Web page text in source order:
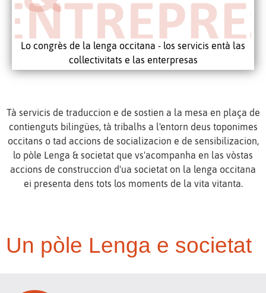
Lo congrès de la lenga occitana - los servicis entà las
collectivitats e las enterpresas
Tà servicis de traduccion e de sostien a la mesa en plaça de
contienguts bilingües, tà tribalhs a l'entorn deus toponimes
occitans o tad accions de socializacion e de sensibilizacion,
lo pòle Lenga & societat que vs'acompanha en las vòstas
accions de construccion d'ua societat on la lenga occitana
ei presenta dens tots los moments de la vita vitanta.
Un pòle Lenga e societat